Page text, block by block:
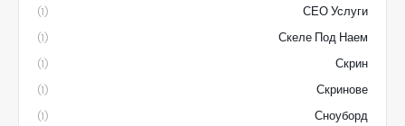
СЕО Услуги
(1)
Скеле Под Наем
(1)
Скрин
(1)
Скринове
(1)
Сноуборд
(1)